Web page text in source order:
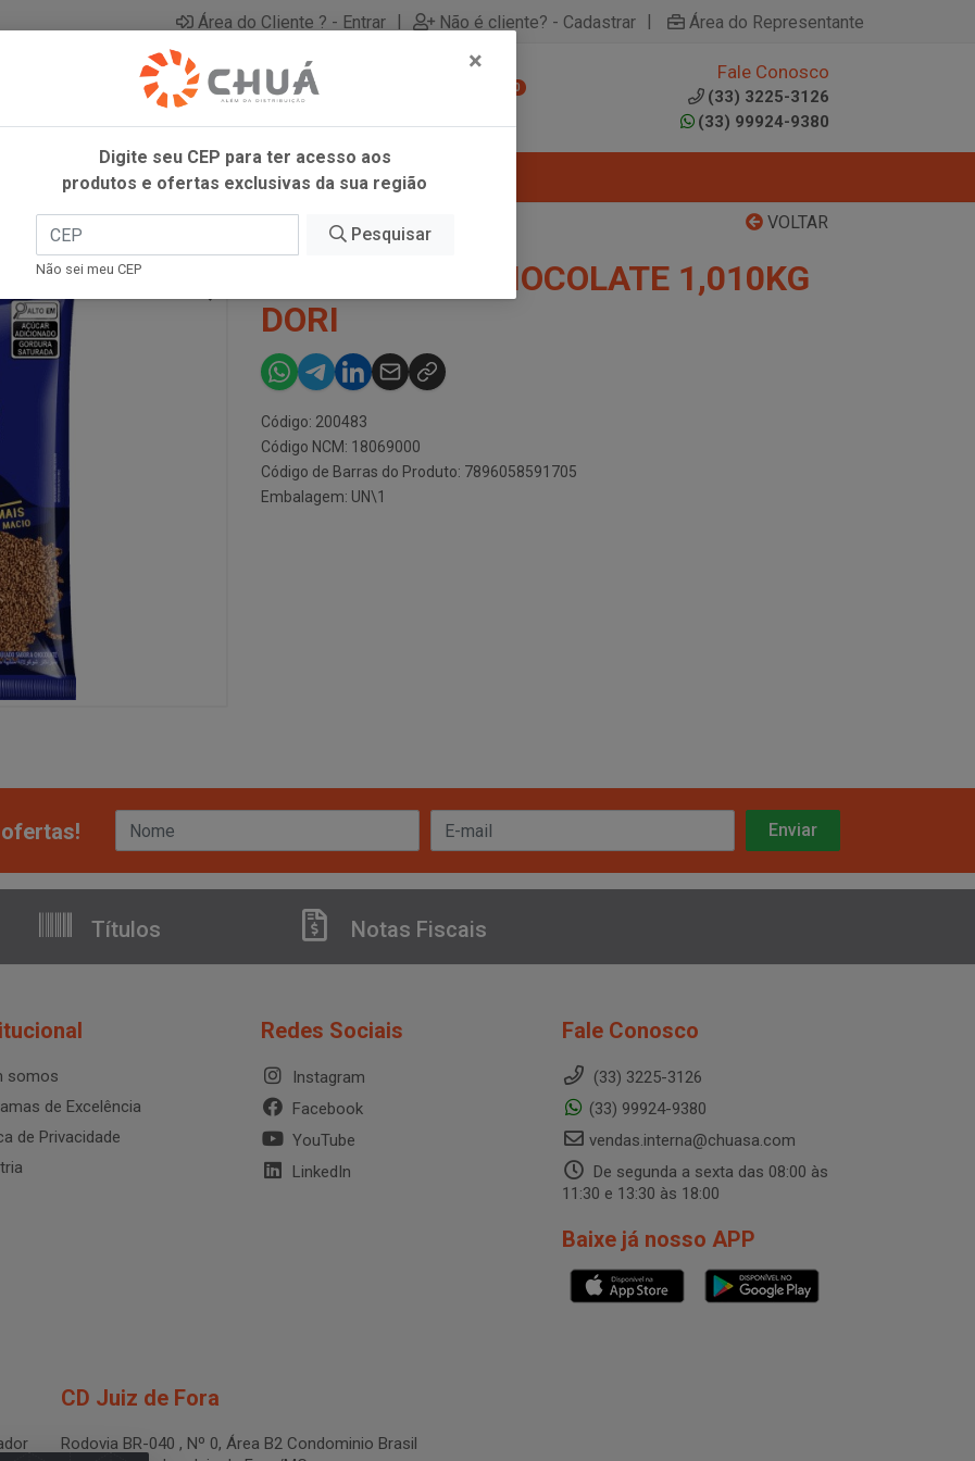
Área do Cliente ? - Entrar | Não é cliente? - Cadastrar | Área do Representante
0
Fale Conosco
(33) 3225-3126
(33) 99924-9380
VOLTAR
1,010KG DORI
GRANULADO CHOCOLATE 1,010KG
DORI
Código: 200483
Código NCM: 18069000
Código de Barras do Produto: 7896058591705
Embalagem: UN\1
Títulos Notas Fiscais
somos
de Excelência
de Privacidade
Redes Sociais
Instagram
Facebook
YouTube
LinkedIn
Fale Conosco
(33) 3225-3126
(33) 99924-9380
vendas.interna@chuasa.com
De segunda a sexta das 08:00 às
11:30 e 13:30 às 18:00
Baixe já nosso APP
CD Juiz de Fora
Rodovia BR-040 , Nº 0, Área B2 Condominio Brasil
×
Digite seu CEP para ter acesso aos
produtos e ofertas exclusivas da sua região
Pesquisar
Não sei meu CEP